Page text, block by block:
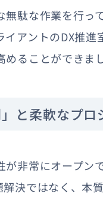
駄な作業を行っ
アントのDX推
ることができま
と柔軟なプロ
非常にオープン
決ではなく、本